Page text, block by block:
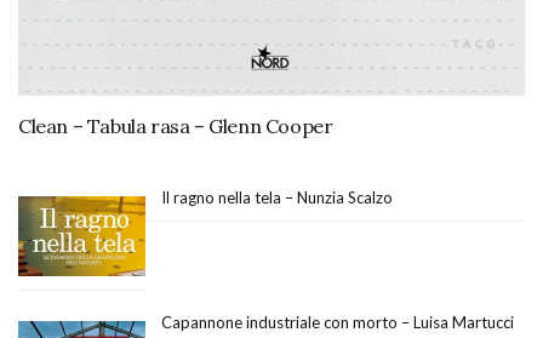
Clean – Tabula rasa – Glenn Cooper
Il ragno nella tela – Nunzia Scalzo
Capannone industriale con morto – Luisa Martucci